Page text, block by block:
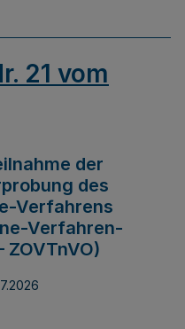
21 vom
der
des
Verfahrens
Verfahren-
ZOVTnVO)